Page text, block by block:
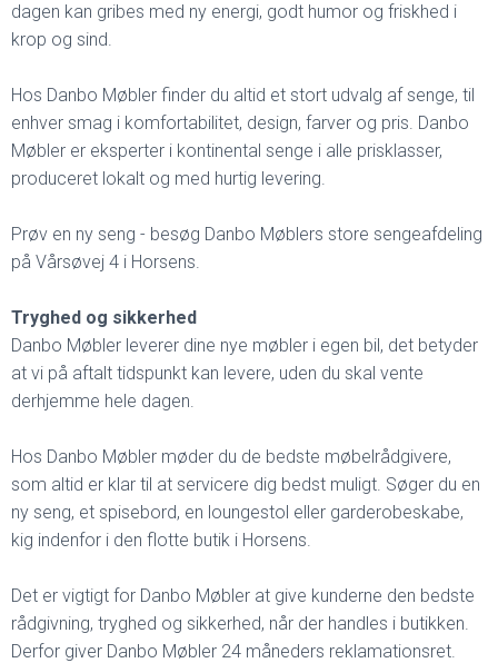
dagen kan gribes med ny energi, godt humor og friskhed i
krop og sind.
Hos Danbo Møbler finder du altid et stort udvalg af senge, til
enhver smag i komfortabilitet, design, farver og pris. Danbo
Møbler er eksperter i kontinental senge i alle prisklasser,
produceret lokalt og med hurtig levering.
Prøv en ny seng - besøg Danbo Møblers store sengeafdeling
på Vårsøvej 4 i Horsens.
Tryghed og sikkerhed
Danbo Møbler leverer dine nye møbler i egen bil, det betyder
at vi på aftalt tidspunkt kan levere, uden du skal vente
derhjemme hele dagen.
Hos Danbo Møbler møder du de bedste møbelrådgivere,
som altid er klar til at servicere dig bedst muligt. Søger du en
ny seng, et spisebord, en loungestol eller garderobeskabe,
kig indenfor i den flotte butik i Horsens.
Det er vigtigt for Danbo Møbler at give kunderne den bedste
rådgivning, tryghed og sikkerhed, når der handles i butikken.
Derfor giver Danbo Møbler 24 måneders reklamationsret.